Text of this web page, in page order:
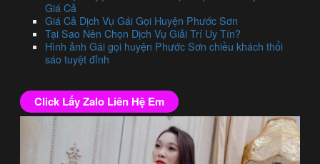
Giá Cả
Giá Cả Dịch Vụ Gái Gọi Huyện Phước Sơn
Tại Sao Nên Chọn Dịch Vụ Giải Trí Uy Tín?
Hình ảnh Gái gọi huyện Phước Sơn chiều khách thổi
sáo tuyệt đỉnh
Click Lấy Zalo Liên Hệ Em